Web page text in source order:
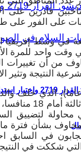
متلازمة مقديشو: القرار
قادرين على
على الفور على
في وسط إفريقيا
وقت واحد للمرة
من أن تغييرات
النتيجة وتثير
بونجو (64 عاما)، الذي
2009، للفوز
لتضييق
بشأن فترة ما
في السابق
شككت في